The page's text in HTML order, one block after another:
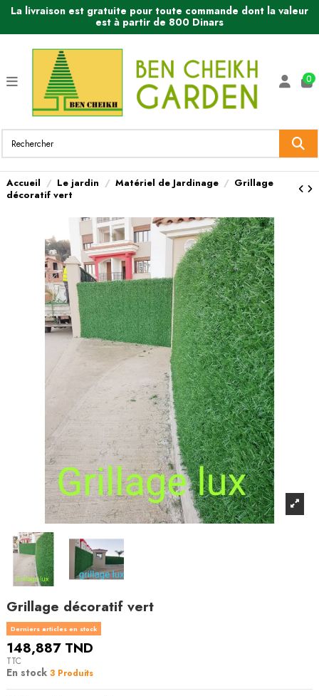
La livraison est gratuite pour toute commande dont la valeur
est à partir de 800 Dinars
0
Accueil Le jardin Matériel de Jardinage
Grillage
décoratif vert
Grillage décoratif vert
Derniers articles en stock
148,887 TND
TTC
En stock 3 Produits